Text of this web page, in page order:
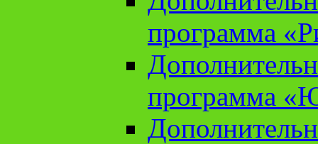
программа
программа